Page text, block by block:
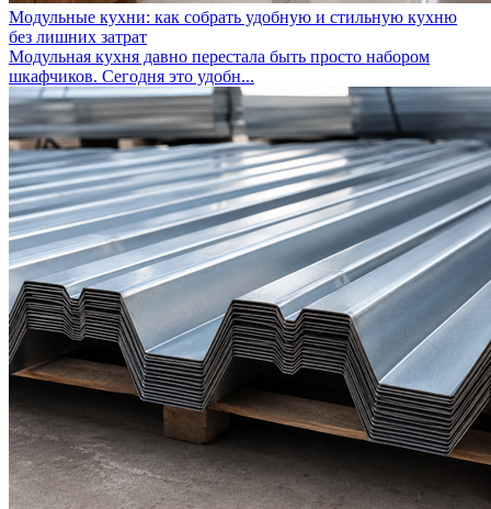
Модульные кухни: как собрать удобную и стильную кухню
без лишних затрат
Модульная кухня давно перестала быть просто набором
шкафчиков. Сегодня это удобн...